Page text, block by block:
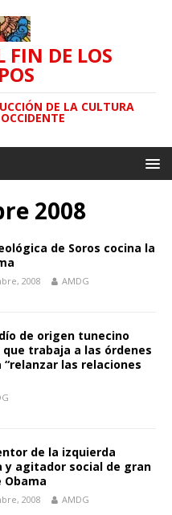
FIN DE LOS
DE LA CULTURA
2008
de Soros cocina la
2008 AMDG
de origen tunecino
trabaja a las órdenes
“relanzar las relaciones
de la izquierda
y agitador social de gran
Obama
2008 AMDG